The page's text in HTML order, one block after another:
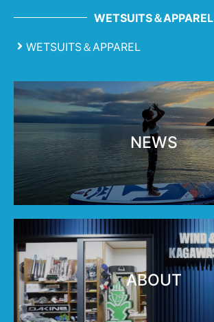
WETSUITS＆APPAREL
WETSUITS＆APPAREL
NEWS
ABOUT